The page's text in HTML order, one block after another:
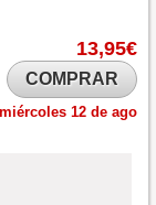
13,95€
COMPRAR
miércoles 12 de ago